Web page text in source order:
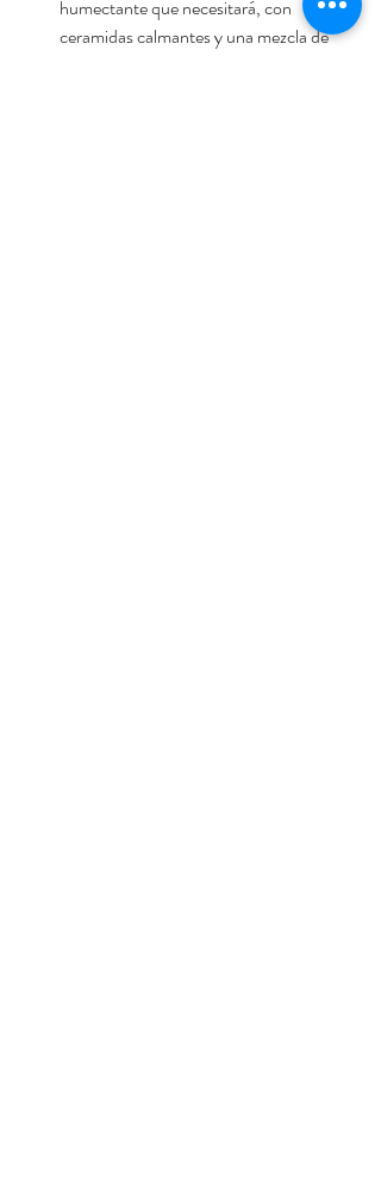
humectante que necesitará, con
ceramidas calmantes y una mezcla de